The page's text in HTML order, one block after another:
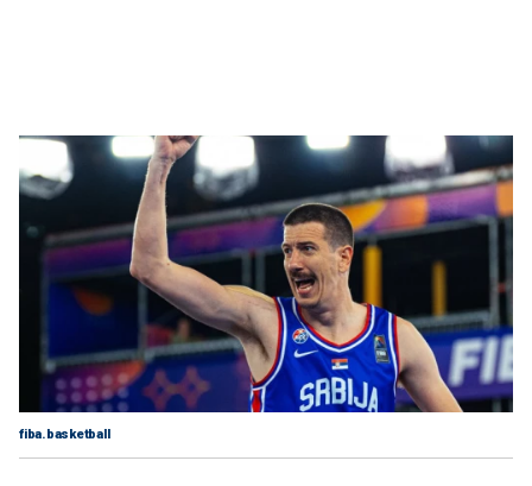
fiba.basketball